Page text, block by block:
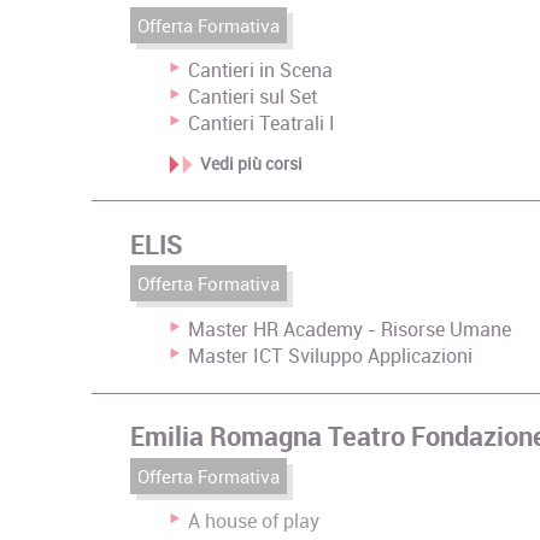
Offerta Formativa
Cantieri in Scena
Cantieri sul Set
Cantieri Teatrali I
Vedi più corsi
ELIS
Offerta Formativa
Master HR Academy - Risorse Umane
Master ICT Sviluppo Applicazioni
Emilia Romagna Teatro
Offerta Formativa
A house of play